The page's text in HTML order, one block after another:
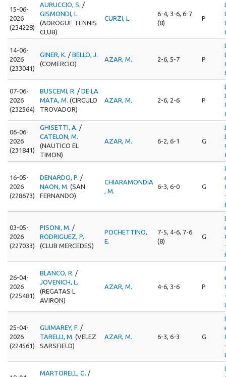
15-06-
2026
(234228)
AURUCCIO, S. /
GISMONDI, L.
(ADROGUE TENNIS
CLUB)
CURZI, L.
6-4, 3-6, 6-7
(8)
P
14-06-
2026
(233041)
GINER, K. / BELLO, J.
(COMERCIO)
AZAR, M. 2-6, 5-7 P
07-06-
2026
(232564)
BUSCEMI, R. / DE LA
MATA, M. (CIRCULO
TROVADOR)
AZAR, M. 2-6, 2-6 P
06-06-
2026
(231841)
GHISETTI, A. /
CATELON, M.
(NAUTICO EL
TIMON)
AZAR, M. 6-2, 6-1 G
16-05-
2026
(228673)
DENARDO, P. /
NAON, M. (SAN
FERNANDO)
CHIARAMONDIA
, M.
6-3, 6-0 G
03-05-
2026
(227033)
PISONI, M. /
RODRIGUEZ, P.
(CLUB MERCEDES)
POCHETTINO,
E.
7-5, 4-6, 7-6
(8)
G
26-04-
2026
(225481)
BLANCO, R. /
JOVENICH, L.
(REGATAS L
AVIRON)
AZAR, M. 4-6, 3-6 P
25-04-
2026
(224561)
GUIMAREY, F. /
TARELLI, M. (VELEZ
SARSFIELD)
AZAR, M. 6-3, 6-3 G
MARTORELL, G. /